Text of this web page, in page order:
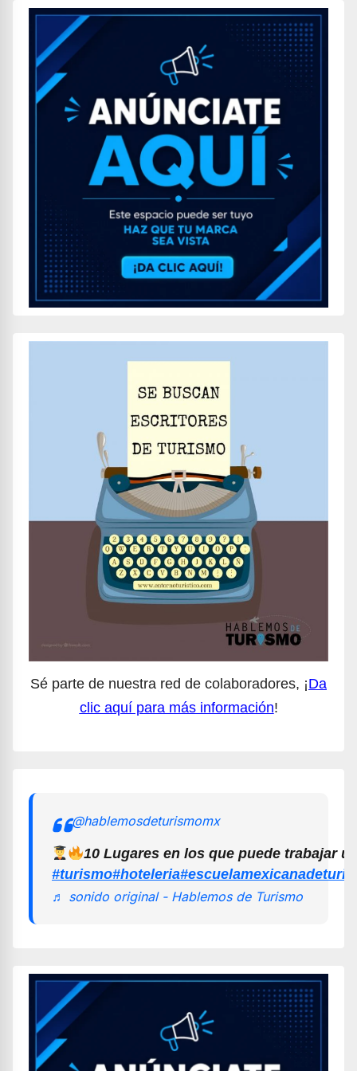
Sé parte de nuestra red de colaboradores, ¡Da
clic aquí para más información!
@hablemosdeturismomx
10 Lugares en los que puede trabajar
#turismo#hoteleria
♬ sonido original - Hablemos de Turismo